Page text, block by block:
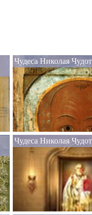
Чудеса Николая
Чудеса Николая